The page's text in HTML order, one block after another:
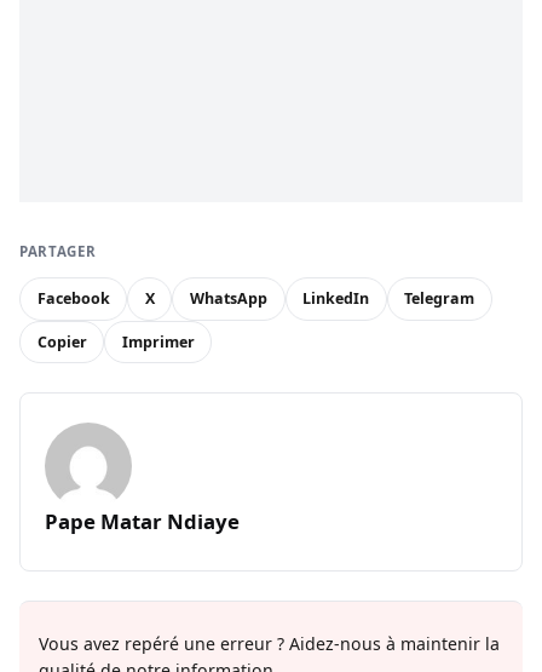
PARTAGER
Facebook X WhatsApp LinkedIn Telegram
Copier Imprimer
Pape Matar Ndiaye
Vous avez repéré une erreur ? Aidez-nous à maintenir la